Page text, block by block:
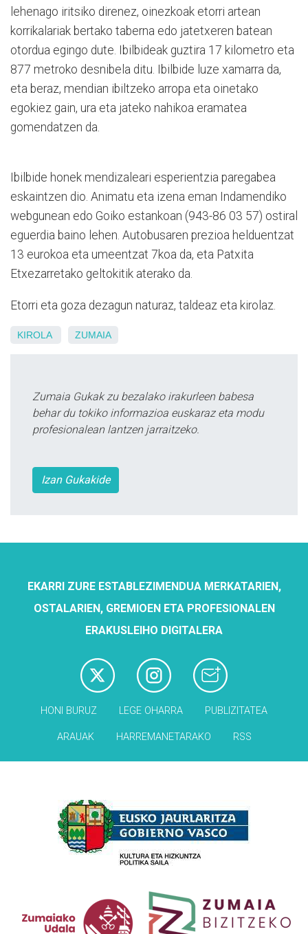
lehenago iritsiko direnez, oinezkoak etorri artean
korrikalariak bertako taberna edo jatetxeren batean
otordua egingo dute. Ibilbideak guztira 17 kilometro eta
877 metroko desnibela ditu. Ibilbide luze xamarra da,
eta beraz, mendian ibiltzeko arropa eta oinetako
egokiez gain, ura eta jateko nahikoa eramatea
gomendatzen da.
Ibilbide honek mendizaleari esperientzia paregabea
eskaintzen dio. Animatu eta izena eman Indamendiko
webgunean edo Goiko estankoan (943-86 03 57) ostiral
eguerdia baino lehen. Autobusaren prezioa helduentzat
13 eurokoa eta umeentzat 7koa da, eta Patxita
Etxezarretako geltokitik aterako da.
Etorri eta goza dezagun naturaz, taldeaz eta kirolaz.
KIROLA ZUMAIA
Zumaia Gukak zu bezalako irakurleen babesa
behar du tokiko informazioa euskaraz eta modu
profesionalean lantzen jarraitzeko.
Izan Gukakide
EKARRI ZURE ESTABLEZIMENDUA MERKATARIEN,
OSTALARIEN, GREMIOEN ETA PROFESIONALEN
ERAKUSLEIHO DIGITALERA
HONI BURUZ LEGE OHARRA PUBLIZITATEA
ARAUAK HARREMANETARAKO RSS